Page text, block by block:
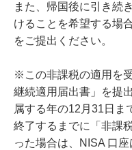
また、帰国後に引き続
けることを希望する場
をご提出ください。
※この非課税の適用を
継続適用届出書」を提
属する年の12月31日ま
終了するまでに「非課
った場合は、NISA 口